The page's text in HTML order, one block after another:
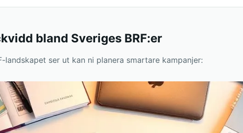
bland Sveriges BRF:er
landskapet ser ut kan ni planera smartare kampanjer: